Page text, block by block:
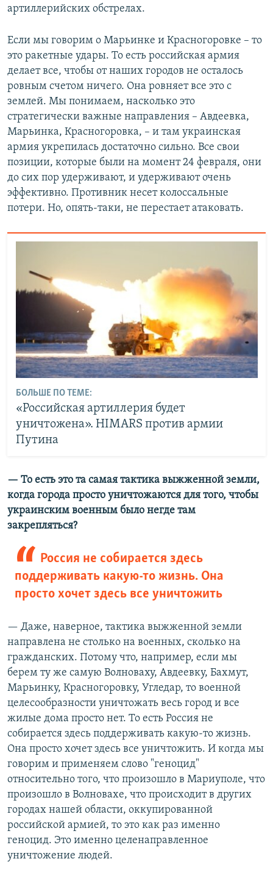
артиллерийских обстрелах.
Если мы говорим о Марьинке и Красногоровке – то
это ракетные удары. То есть российская армия
делает все, чтобы от наших городов не осталось
ровным счетом ничего. Она ровняет все это с
землей. Мы понимаем, насколько это
стратегически важные направления – Авдеевка,
Марьинка, Красногоровка, – и там украинская
армия укрепилась достаточно сильно. Все свои
позиции, которые были на момент 24 февраля, они
до сих пор удерживают, и удерживают очень
эффективно. Противник несет колоссальные
потери. Но, опять-таки, не перестает атаковать.
БОЛЬШЕ ПО ТЕМЕ:
«Российская артиллерия будет
уничтожена». HIMARS против армии
Путина
— То есть это та самая тактика выжженной земли,
когда города просто уничтожаются для того, чтобы
украинским военным было негде там
закрепляться?
Россия не собирается здесь
поддерживать какую-то жизнь. Она
просто хочет здесь все уничтожить
— Даже, наверное, тактика выжженной земли
направлена не столько на военных, сколько на
гражданских. Потому что, например, если мы
берем ту же самую Волноваху, Авдеевку, Бахмут,
Марьинку, Красногоровку, Угледар, то военной
целесообразности уничтожать весь город и все
жилые дома просто нет. То есть Россия не
собирается здесь поддерживать какую-то жизнь.
Она просто хочет здесь все уничтожить. И когда мы
говорим и применяем слово "геноцид"
относительно того, что произошло в Мариуполе, что
произошло в Волновахе, что происходит в других
городах нашей области, оккупированной
российской армией, то это как раз именно
геноцид. Это именно целенаправленное
уничтожение людей.